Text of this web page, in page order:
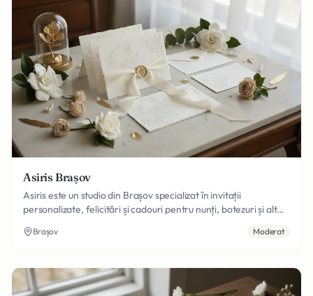
Asiris Brașov
Asiris este un studio din Brașov specializat în invitații
personalizate, felicitări și cadouri pentru nunți, botezuri și alte
creăm materiale de papetărie elegante adaptate dorinței
Brașov Moderat